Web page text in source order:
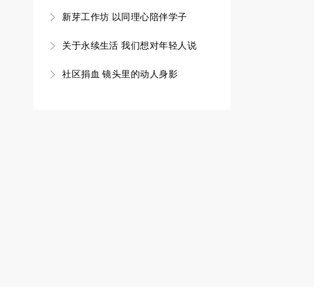
新芽工作坊 以同理心陪伴学子
关于永续生活 我们想对年轻人说
社区捐血 镜头里的动人身影